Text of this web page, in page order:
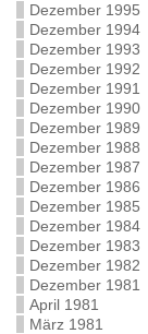
Dezember 1995
Dezember 1994
Dezember 1993
Dezember 1992
Dezember 1991
Dezember 1990
Dezember 1989
Dezember 1988
Dezember 1987
Dezember 1986
Dezember 1985
Dezember 1984
Dezember 1983
Dezember 1982
Dezember 1981
April 1981
März 1981